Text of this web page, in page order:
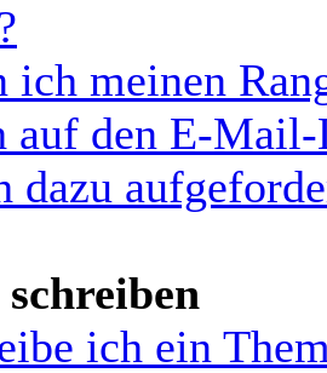
ich meinen
auf den E-
dazu
ich ein